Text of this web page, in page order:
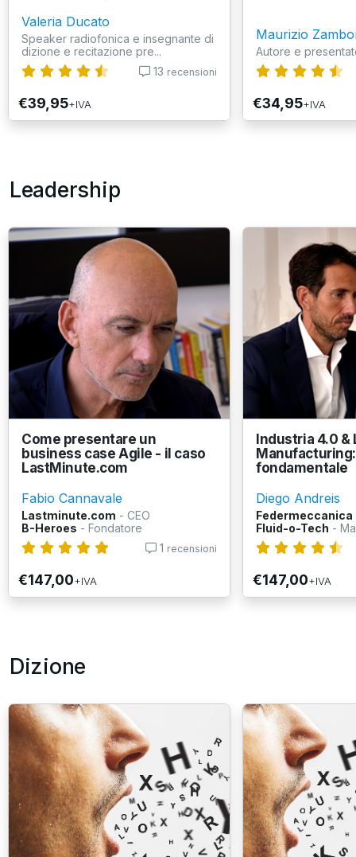
Valeria Ducato
Speaker radiofonica e insegnante di
dizione e recitazione pre...
13 recensioni
€39,95+IVA
Maurizio
Autore e
€34,95+IVA
Leadership
Come presentare un
business case Agile - il caso
LastMinute.com
Fabio Cannavale
Lastminute.com - CEO
B-Heroes - Fondatore
1 recensioni
€147,00+IVA
Industria 4.0 &
fondamentale
Diego Andreis
Federmeccanica
Fluid-o-Tech -
€147,00+IVA
Dizione